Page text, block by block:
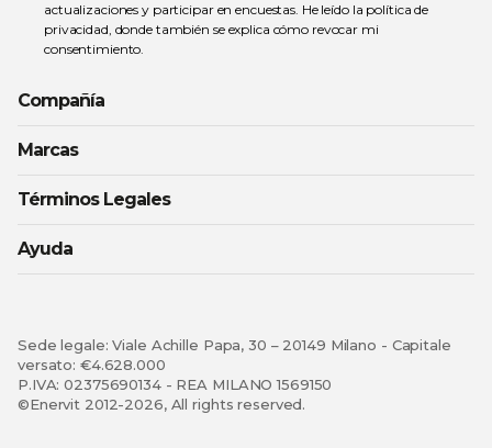
actualizaciones y participar en encuestas. He leído la política de
privacidad, donde también se explica cómo revocar mi
consentimiento.
Compañía
Marcas
Términos Legales
Ayuda
Sede legale: Viale Achille Papa, 30 – 20149 Milano - Capitale
versato: €4.628.000
P.IVA: 02375690134 - REA MILANO 1569150
©Enervit 2012-2026, All rights reserved.